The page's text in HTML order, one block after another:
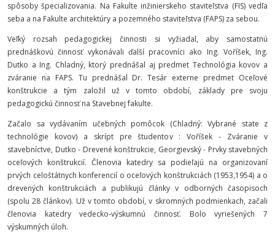
spôsoby špecializovania. Na Fakulte inžinierskeho staviteľstva (FIS) vedľa
seba a na Fakulte architektúry a pozemného staviteľstva (FAPS) za sebou.
Veľký rozsah pedagogickej činnosti si vyžiadal, aby samostatnú
prednáškovú činnosť vykonávali ďalší pracovníci ako Ing. Voříšek, Ing.
Dutko a Ing. Chladný, ktorý prednášal aj predmet Technológia kovov a
zváranie na FAPS. Tu prednášal Dr. Tesár externe predmet Oceľové
konštrukcie a tým založil už v tomto období, základy pre svoju
pedagogickú činnosť na Stavebnej fakulte.
Začalo sa vydávaním učebných pomôcok (Chladný: Vybrané state z
technológie kovov) a skrípt pre študentov : Voříšek - Zváranie v
stavebníctve, Dutko - Drevené konštrukcie, Georgievský - Prvky stavebných
oceľových konštrukcií. Členovia katedry sa podieľajú na organizovaní
prvých celoštátnych konferencií o oceľových konštrukciách (1953,1954) a o
drevených konštrukciách a publikujú články v odborných časopisoch
(spolu 28 článkov). Už v tomto období, v skromných podmienkach, začali
členovia katedry vedecko-výskumnú činnosť. Bolo vyriešených 7
výskumných úloh.